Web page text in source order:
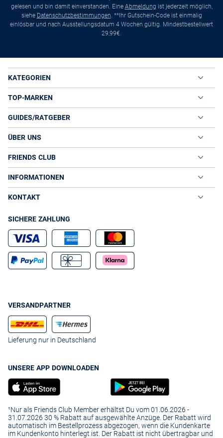
gelesen und bin damit einverstanden. Eine Abmeldung ist jederzeit möglich,
siehe Datenschutzbestimmungen. **Ihr Gutschein-Code ist einmalig
einlösbar und nach Ausstellungsdatum 4 Wochen gültig. Mindestbestellwert
29,99€.
KATEGORIEN
TOP-MARKEN
GUIDES/RATGEBER
ÜBER UNS
FRIENDS CLUB
INFORMATIONEN
KONTAKT
SICHERE ZAHLUNG
VERSANDPARTNER
Lieferung nur in Deutschland
UNSERE APP DOWNLOADEN
¹Nur als Friends Club Member erhältst Du vom 01.06.2026 -
31.07.2026 30 % Rabatt auf ausgewählte Anzüge. Der Rabatt wird
automatisch im Bestellprozess abgezogen, wenn die Kundenkarte
im Kundenkonto hinterlegt ist. Der Rabatt ist nicht übertragbar und